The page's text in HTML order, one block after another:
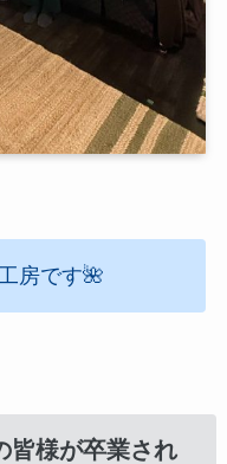
房です🌺
皆様が卒業され